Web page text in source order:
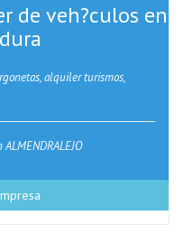
de veh?culos en
alquiler turismos,